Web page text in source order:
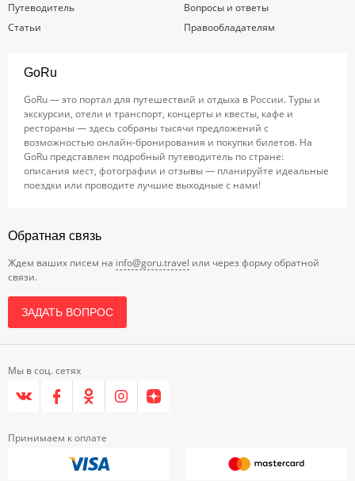
Путеводитель
Статьи
Вопросы и ответы
Правообладателям
GoRu
GoRu — это портал для путешествий и отдыха в России. Туры и
экскурсии, отели и транспорт, концерты и квесты, кафе и
рестораны — здесь собраны тысячи предложений с
возможностью онлайн-бронирования и покупки билетов. На
GoRu представлен подробный путеводитель по стране:
описания мест, фотографии и отзывы — планируйте идеальные
поездки или проводите лучшие выходные с нами!
Обратная связь
Ждем ваших писем на info@goru.travel или через форму обратной
связи.
ЗАДАТЬ ВОПРОС
Мы в соц. сетях
Принимаем к оплате